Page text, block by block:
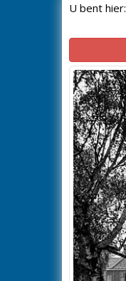
U bent hier: